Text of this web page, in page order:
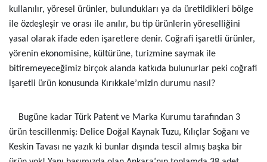
kullanılır, yöresel ürünler, bulundukları ya da üretildikleri bölge
ile özdeşleşir ve orası ile anılır, bu tip ürünlerin yöreselliğini
yasal olarak ifade eden işaretlere denir. Coğrafi işaretli ürünler,
yörenin ekonomisine, kültürüne, turizmine saymak ile
bitiremeyeceğimiz birçok alanda katkıda bulunurlar peki coğrafi
işaretli ürün konusunda Kırıkkale’mizin durumu nasıl?
Bugüne kadar Türk Patent ve Marka Kurumu tarafından 3
ürün tescillenmiş: Delice Doğal Kaynak Tuzu, Kılıçlar Soğanı ve
Keskin Tavası ne yazık ki bunlar dışında tescil almış başka bir